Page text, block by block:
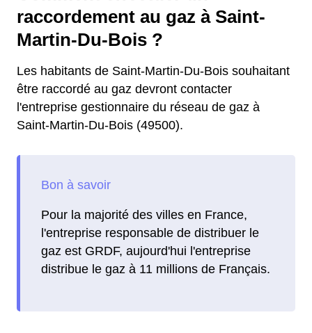
raccordement au gaz à Saint-
Martin-Du-Bois ?
Les habitants de Saint-Martin-Du-Bois souhaitant
être raccordé au gaz devront contacter
l'entreprise gestionnaire du réseau de gaz à
Saint-Martin-Du-Bois (49500).
Pour la majorité des villes en France,
l'entreprise responsable de distribuer le
gaz est GRDF, aujourd'hui l'entreprise
distribue le gaz à 11 millions de Français.